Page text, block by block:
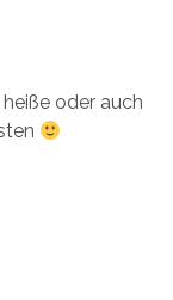
oder auch